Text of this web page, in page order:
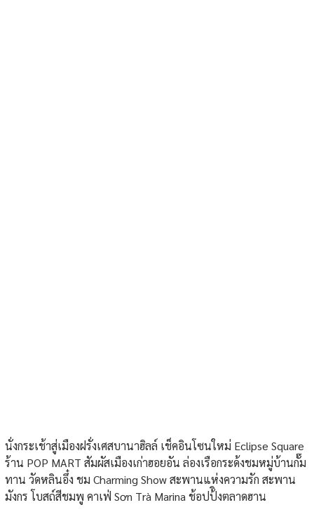
นั่งกระเช้าสู่เมืองฝรั่งเศสบานาฮิลล์ เช็คอินโซนใหม่ Eclipse Square
ร้าน POP MART สัมผัสเมืองเก่าฮอยอัน ล่องเรือกระด้งชมหมู่บ้านกั๊ม
ทาน วัดหลินอึ๋ง ชม Charming Show สะพานแห่งความรัก สะพาน
มังกร โบสถ์สีชมพู คาเฟ่ Sơn Trà Marina ช้อปป้ิงตลาดฮาน